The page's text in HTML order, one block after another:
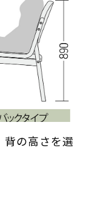
背の高さを選